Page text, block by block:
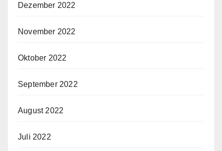
Dezember 2022
November 2022
Oktober 2022
September 2022
August 2022
Juli 2022